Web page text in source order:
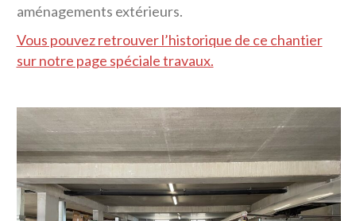
aménagements extérieurs.
Vous pouvez retrouver l’historique de ce chantier
sur notre page spéciale travaux.